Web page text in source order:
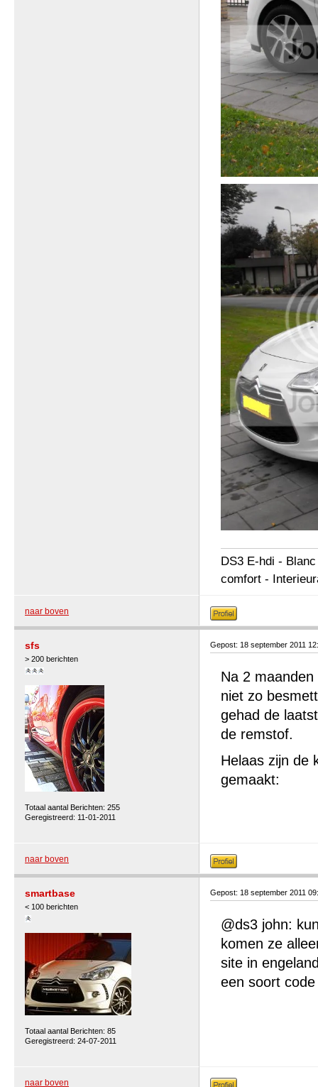
DS3 E-hdi -
comfort -
naar boven
sfs
> 200 berichten
Totaal aantal Berichten: 255
Geregistreerd: 11-01-2011
Gepost: 18 september 2011
Na 2
niet zo
gehad de
de remstof.
Helaas zijn de
gemaakt:
naar boven
smartbase
< 100 berichten
Totaal aantal Berichten: 85
Geregistreerd: 24-07-2011
Gepost: 18 september 2011
@ds3 john:
komen ze
site in
een soort
naar boven